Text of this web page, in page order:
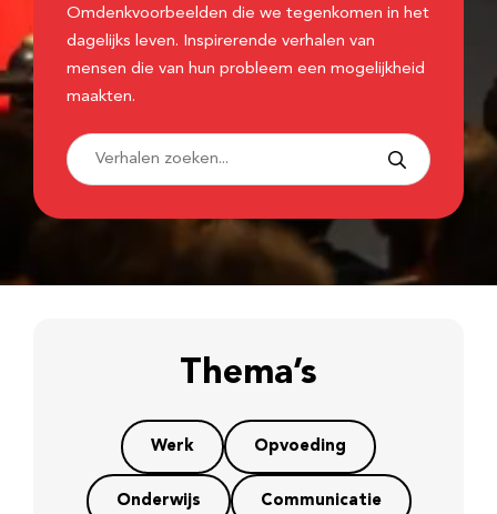
Omdenkvoorbeelden die we tegenkomen in het
dagelijks leven. Inspirerende verhalen van
mensen die van hun probleem een mogelijkheid
maakten.
Thema’s
Werk Opvoeding
Onderwijs Communicatie